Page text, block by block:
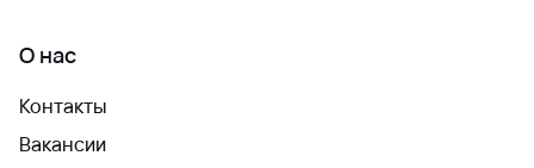
О нас
Контакты
Вакансии